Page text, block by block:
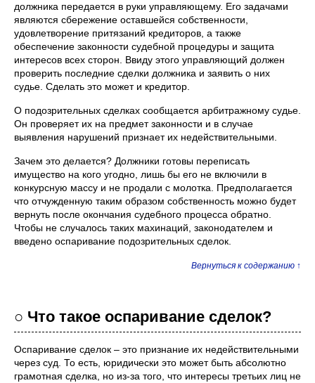
должника передается в руки управляющему. Его задачами
являются сбережение оставшейся собственности,
удовлетворение притязаний кредиторов, а также
обеспечение законности судебной процедуры и защита
интересов всех сторон. Ввиду этого управляющий должен
проверить последние сделки должника и заявить о них
судье. Сделать это может и кредитор.
О подозрительных сделках сообщается арбитражному судье.
Он проверяет их на предмет законности и в случае
выявления нарушений признает их недействительными.
Зачем это делается? Должники готовы переписать
имущество на кого угодно, лишь бы его не включили в
конкурсную массу и не продали с молотка. Предполагается
что отчужденную таким образом собственность можно будет
вернуть после окончания судебного процесса обратно.
Чтобы не случалось таких махинаций, законодателем и
введено оспаривание подозрительных сделок.
Вернуться к содержанию ↑
○ Что такое оспаривание сделок?
Оспаривание сделок – это признание их недействительными
через суд. То есть, юридически это может быть абсолютно
грамотная сделка, но из-за того, что интересы третьих лиц не